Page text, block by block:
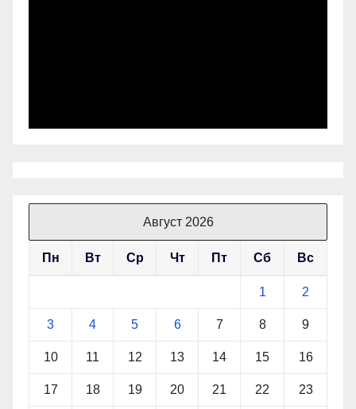
Август 2026
Пн Вт Ср Чт Пт Сб Вс
1 2
3 4 5 6 7 8 9
10 11 12 13 14 15 16
17 18 19 20 21 22 23